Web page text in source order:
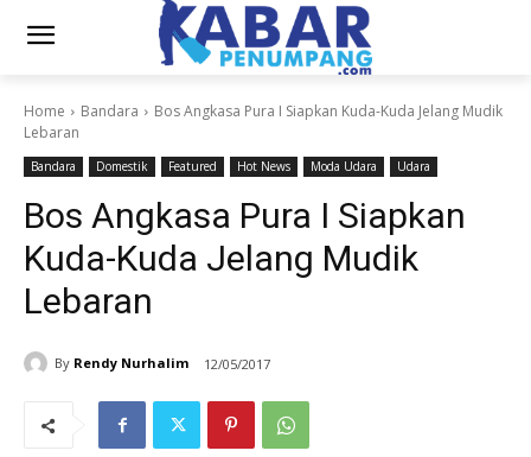
Home Bandara
Bos Angkasa Pura I Siapkan Kuda-Kuda Jelang Mudik
Lebaran
Bandara Domestik Featured Hot News Moda Udara Udara
Bos Angkasa Pura I Siapkan
Kuda-Kuda Jelang Mudik
Lebaran
By Rendy Nurhalim 12/05/2017